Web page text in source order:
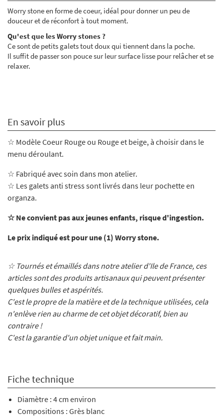
Worry stone en forme de coeur, idéal pour donner un peu de
douceur et de réconfort à tout moment.
Qu'est que les Worry stones ?
Ce sont de petits galets tout doux qui tiennent dans la poche.
Il suffit de passer son pouce sur leur surface lisse pour relâcher et se
relaxer.
En savoir plus
☆ Modèle Coeur Rouge ou Rouge et beige, à choisir dans le
menu déroulant.
☆ Fabriqué avec soin dans mon atelier.
☆ Les galets anti stress sont livrés dans leur pochette en
organza.
☆ Ne convient pas aux jeunes enfants, risque d'ingestion.
Le prix indiqué est pour une (1) Worry stone.
☆ Tournés et émaillés dans notre atelier d'Ile de France, ces
articles sont des produits artisanaux qui peuvent présenter
quelques bulles et aspérités.
C'est le propre de la matière et de la technique utilisées, cela
n'enlève rien au charme de cet objet décoratif, bien au
contraire !
C'est la garantie d'un objet unique et fait main.
Fiche technique
Diamètre : 4 cm environ
Compositions : Grès blanc